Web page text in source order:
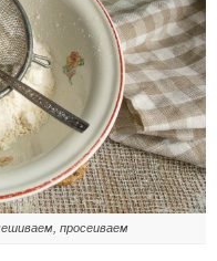
просеиваем